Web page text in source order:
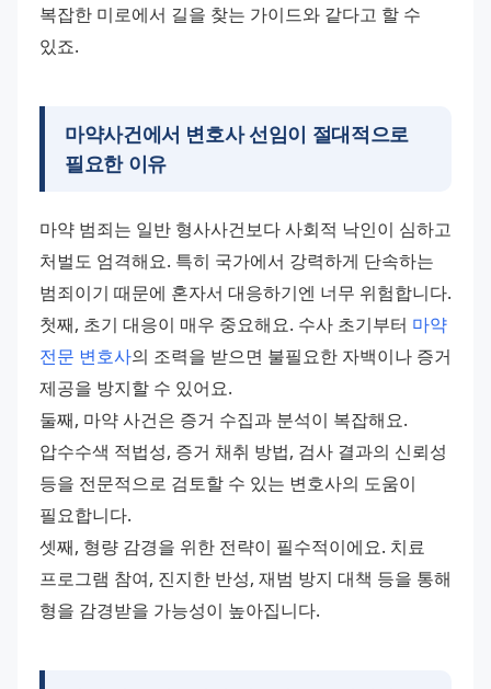
복잡한 미로에서 길을 찾는 가이드와 같다고 할 수
있죠.
마약사건에서 변호사 선임이 절대적으로
필요한 이유
마약 범죄는 일반 형사사건보다 사회적 낙인이 심하고
처벌도 엄격해요. 특히 국가에서 강력하게 단속하는
범죄이기 때문에 혼자서 대응하기엔 너무 위험합니다.
첫째, 초기 대응이 매우 중요해요. 수사 초기부터 마약
전문 변호사의 조력을 받으면 불필요한 자백이나 증거
제공을 방지할 수 있어요.
둘째, 마약 사건은 증거 수집과 분석이 복잡해요.
압수수색 적법성, 증거 채취 방법, 검사 결과의 신뢰성
등을 전문적으로 검토할 수 있는 변호사의 도움이
필요합니다.
셋째, 형량 감경을 위한 전략이 필수적이에요. 치료
프로그램 참여, 진지한 반성, 재범 방지 대책 등을 통해
형을 감경받을 가능성이 높아집니다.